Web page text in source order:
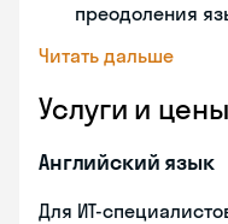
преодоления
Читать дальше
Услуги и цены
Английский язык
Для ИТ-